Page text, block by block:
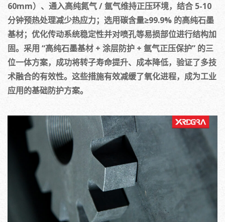
60mm）、通入高纯氮气 / 氩气维持正压环境，结合 5-10
分钟预热处理减少热应力；选用碳含量≥99.9% 的高纯石墨
基材；优化传动系统稳定性并对喷孔等易损部位进行结构加
固。采用 “高纯石墨基材 + 涂层防护 + 氩气正压保护” 的三
位一体方案，成功将转子寿命提升、成本降低，验证了多技
术融合的有效性。这些措施有效减缓了氧化进程，成为工业
应用的基础防护方案。